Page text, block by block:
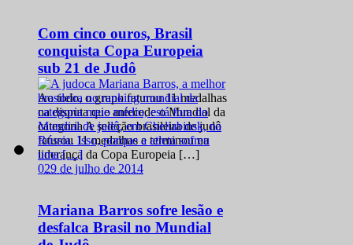
Com cinco ouros, Brasil
conquista Copa Europeia
sub 21 de Judô
Ao todo, o grupo faturou 11 medalhas
na disputa que antecede o Mundial da
categoria A seleção brasileira de judô
faturou 11 medalhas e terminou na
liderança da Copa Europeia […]
029 de julho de 2014
Mariana Barros sofre lesão e
desfalca Brasil no Mundial